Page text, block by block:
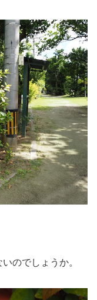
のでしょうか。